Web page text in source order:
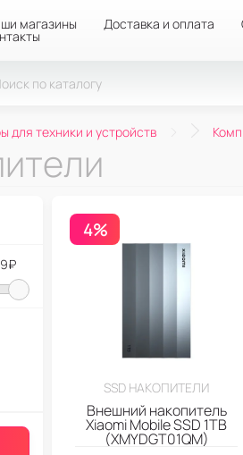
магазины Доставка и оплата
для техники и устройств
4%
SSD НАКОПИТЕЛИ
Внешний накопитель
Xiaomi Mobile SSD 1TB
(XMYDGT01QM)